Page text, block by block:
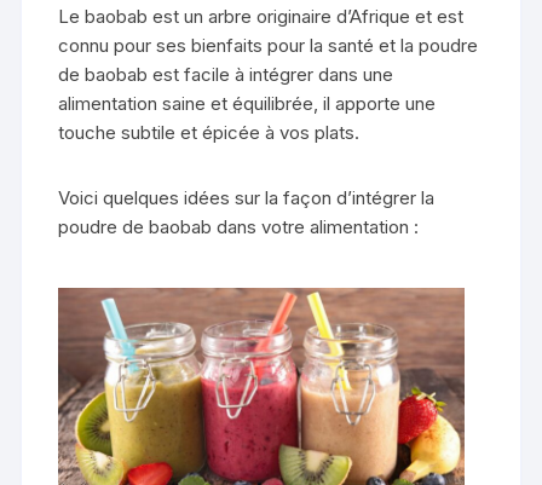
Le baobab est un arbre originaire d’Afrique et est
connu pour ses bienfaits pour la santé et la poudre
de baobab est facile à intégrer dans une
alimentation saine et équilibrée, il apporte une
touche subtile et épicée à vos plats.
Voici quelques idées sur la façon d’intégrer la
poudre de baobab dans votre alimentation :